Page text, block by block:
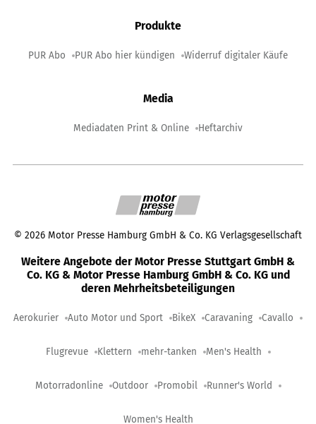
Produkte
PUR Abo PUR Abo hier kündigen Widerruf digitaler Käufe
Media
Mediadaten Print & Online Heftarchiv
© 2026 Motor Presse Hamburg GmbH & Co. KG Verlagsgesellschaft
Weitere Angebote der Motor Presse Stuttgart GmbH &
Co. KG & Motor Presse Hamburg GmbH & Co. KG und
deren Mehrheitsbeteiligungen
Aerokurier Auto Motor und Sport BikeX Caravaning Cavallo
Flugrevue Klettern mehr-tanken Men's Health
Motorradonline Outdoor Promobil Runner's World
Women's Health